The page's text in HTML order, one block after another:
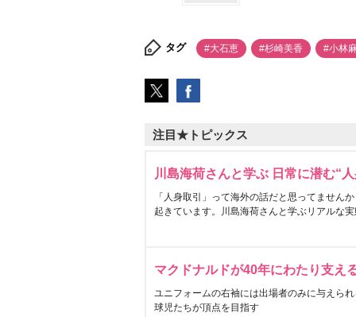
タグ #大石恵 #杉崎美香 #小林
注目★トピックス
川島海荷さんと学ぶ 日常に潜む“
「人身取引」って海外の話だと思ってません
起きています。川島海荷さんと学ぶリアルな
マクドナルドが40年にわたり支え
ユニフォームの右袖には出場者のみに与えら
球児たちが頂点を目指す